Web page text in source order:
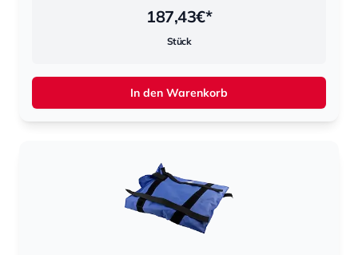
187,43€*
Stück
In den Warenkorb